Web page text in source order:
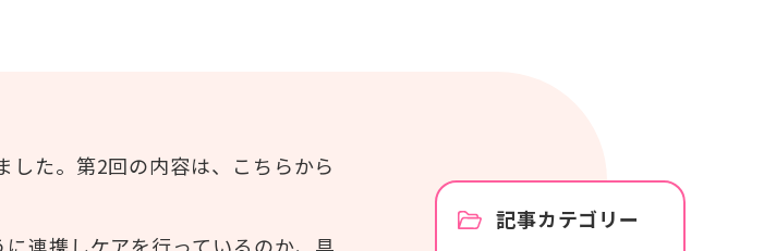
した。第2回の内容は、こちらから
記事カテゴリー